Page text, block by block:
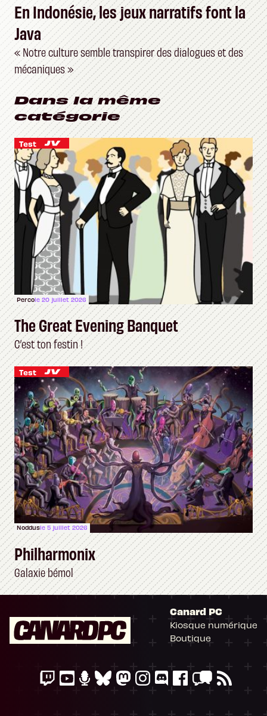
En Indonésie, les jeux narratifs font la
Java
« Notre culture semble transpirer des dialogues et des
mécaniques »
Dans la même
catégorie
Test
Percole 20 juillet 2026
The Great Evening Banquet
C’est ton festin !
Test
Noddusle 5 juillet 2026
Philharmonix
Galaxie bémol
Canard PC
Kiosque numérique
Boutique